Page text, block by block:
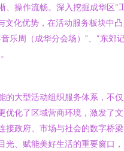
、操作流畅。深入挖掘成华区“
文化优势，在活动服务板块中
乐周（成华分会场）”、“东郊
的大型活动组织服务体系，不
优化了区域营商环境，激发了文
接政府、市场与社会的数字桥
光、赋能美好生活的重要窗口